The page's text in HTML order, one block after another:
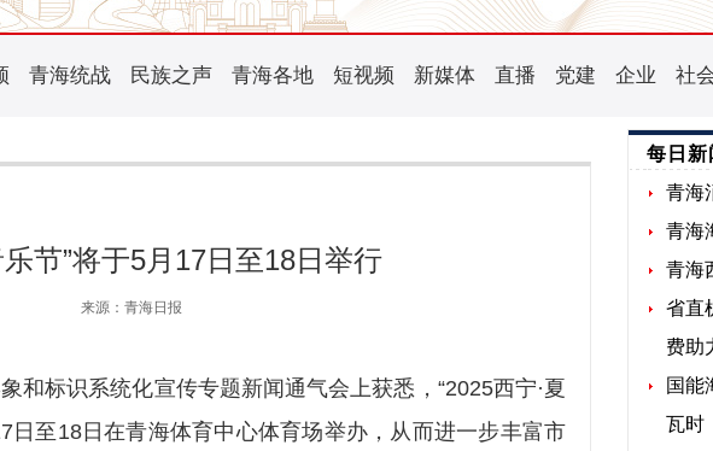
青海统战 民族之声 青海各地 短视频 新媒体 直播 党建 企业 社
节”将于5月17日至18日举行
来源：青海日报
标识系统化宣传专题新闻通气会上获悉，“2025西宁·夏
至18日在青海体育中心体育场举办，从而进一步丰富市
每日新
青海
青海
青海
省直
费助
国能
瓦时